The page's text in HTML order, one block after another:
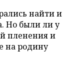
найти и
Но были ли у
пленения и
на родину